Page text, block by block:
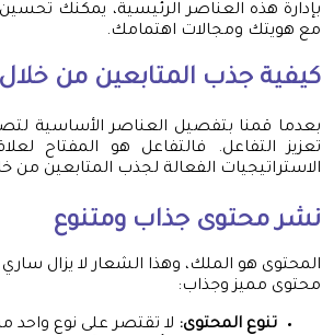
بإدارة هذه العناصر الرئيسية، يمكنك تحسين
مع هويتك ومجالات اهتمامك.
كيفية جذب المتابعين من خلال
بعدما قمنا بتفصيل العناصر الأساسية
تعزيز التفاعل. فالتفاعل هو
الاستراتيجيات الفعالة لجذب المتابعين من
نشر محتوى جذاب ومتنوع
المحتوى هو الملك، وهذا الشعار لا يزال
محتوى مميز وجذاب:
تنوع المحتوى: لا تقتصر على نوع واحد